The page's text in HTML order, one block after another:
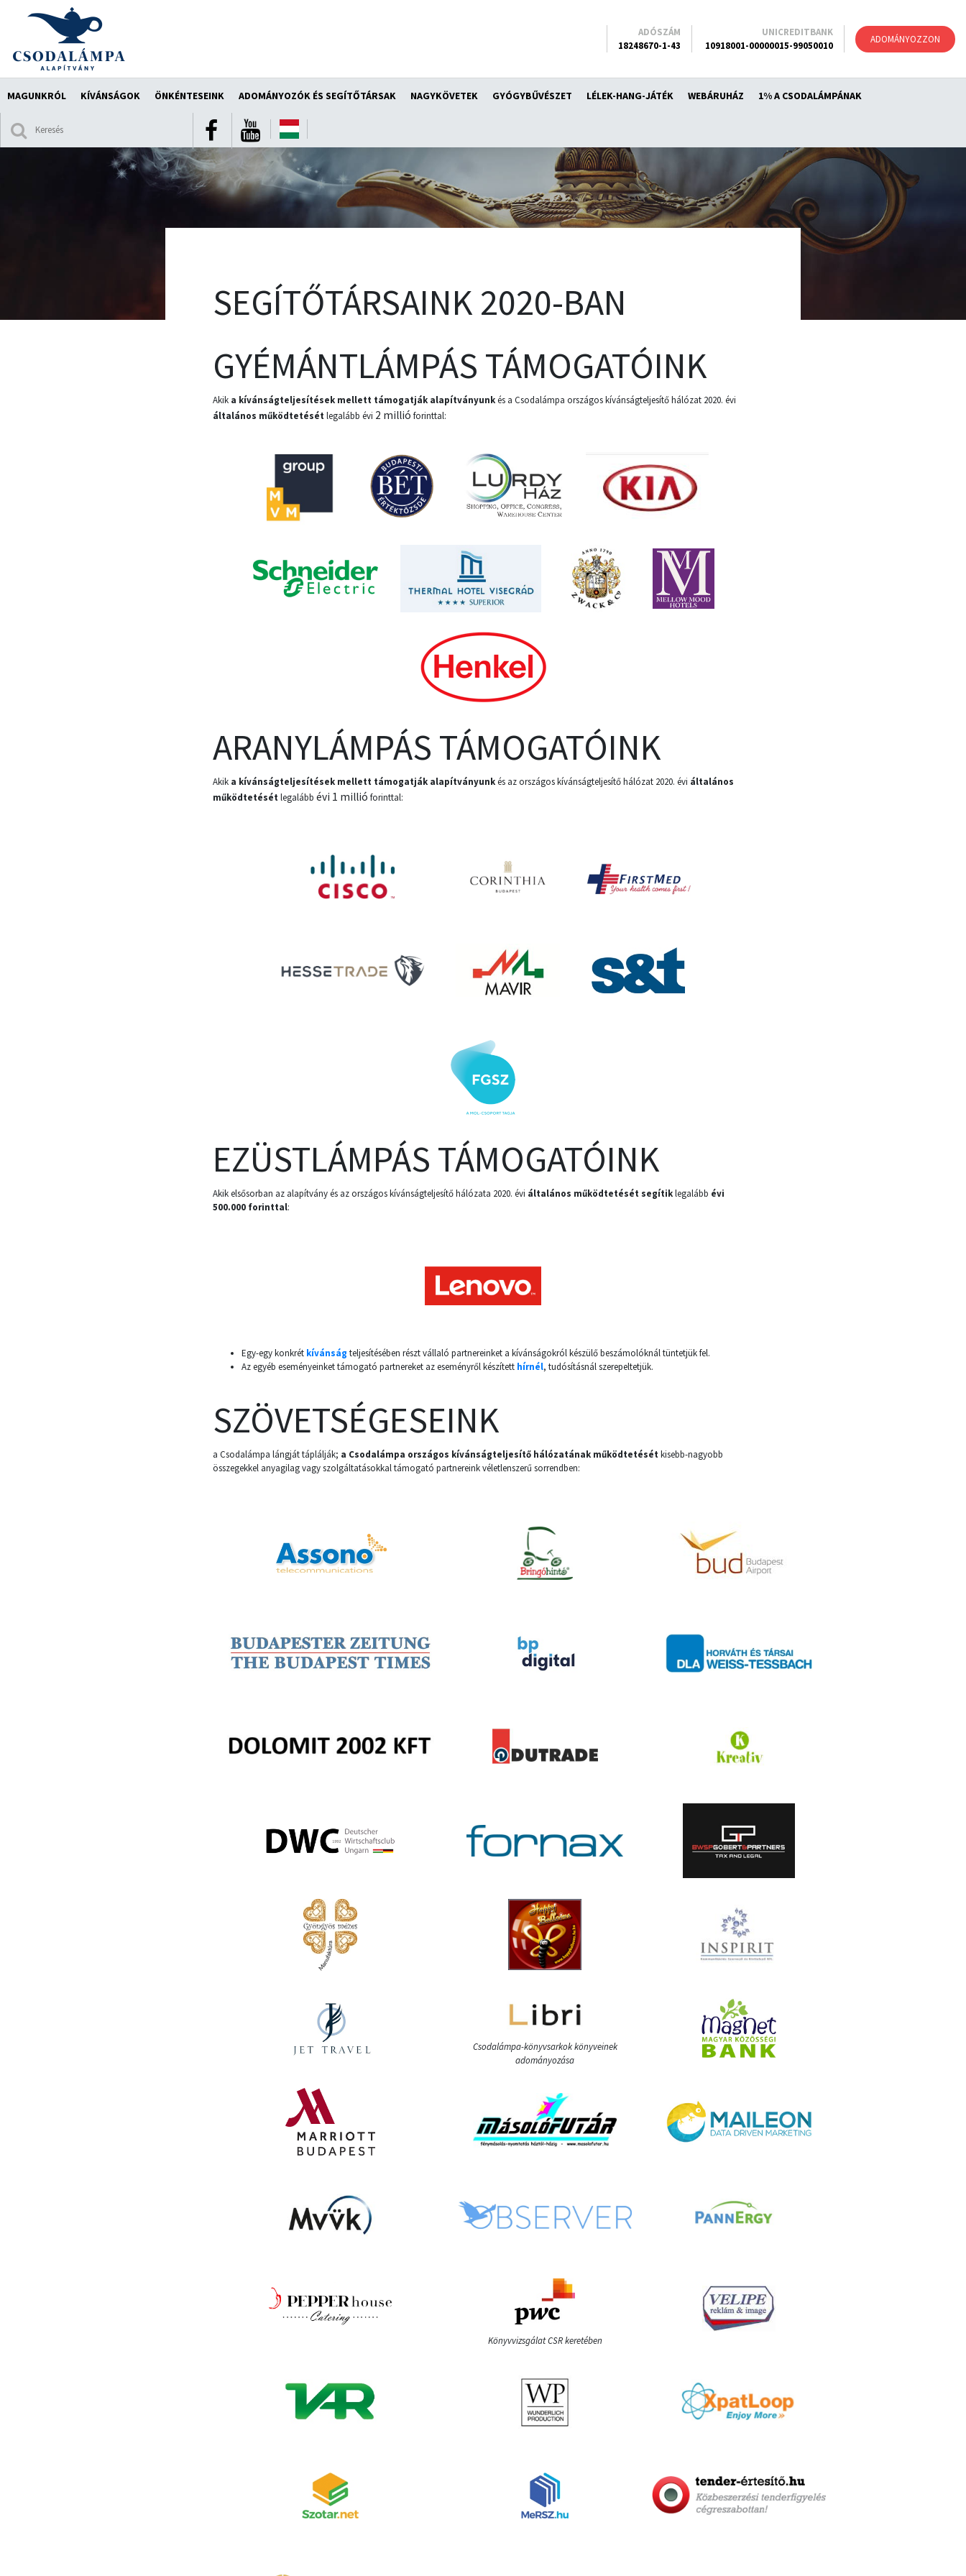
ADOMÁNYOZZON
MAGUNKRÓL KÍVÁNSÁGOK ÖNKÉNTESEINK ADOMÁNYOZÓK ÉS SEGÍTŐTÁRSAK NAGYKÖVETEK GYÓGYBŰVÉSZET LÉLEK-HANG-JÁTÉK WEBÁRUHÁZ 1% A CSODALÁMPÁNAK
ADÓSZÁM
18248670-1-43
UNICREDITBANK
10918001-00000015-99050010
SEGÍTŐTÁRSAINK 2020-BAN
GYÉMÁNTLÁMPÁS TÁMOGATÓINK
Akik a kívánságteljesítések mellett támogatják alapítványunkés a Csodalámpa országos kívánságteljesítő hálózat 2020. évi
általános működtetését legalább évi 2 millió forinttal:
ARANYLÁMPÁS TÁMOGATÓINK
Akik a kívánságteljesítések mellett támogatják alapítványunkés az országos kívánságteljesítő hálózat 2020. évi általános
működtetését legalább évi 1 millió forinttal:
EZÜSTLÁMPÁS TÁMOGATÓINK
Akik elsősorban az alapítvány és az országos kívánságteljesítő hálózata 2020. évi általános működtetését segítiklegalább évi
500.000 forinttal:
Egy-egy konkrét kívánság teljesítésében részt vállaló partnereinket a kívánságokról készülő beszámolóknál tüntetjük fel.
Az egyéb eseményeinket támogató partnereket az eseményről készített hírnél, tudósításnál szerepeltetjük.
SZÖVETSÉGESEINK
a Csodalámpa lángját táplálják; a Csodalámpa országos kívánságteljesítő hálózatának működtetését kisebb-nagyobb
összegekkel anyagilag vagy szolgáltatásokkal támogató partnereink véletlenszerű sorrendben:
Csodalámpa-könyvsarkok könyveinek
adományozása
Könyvvizsgálat CSR keretében